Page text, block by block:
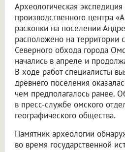
Археологическая
производственного центра
раскопки на поселении
расположено на территории
Северного обхода города
начались в апреле и
В ходе работ специалисты
древнего поселения
чем предполагалось ранее.
в пресс-службе омского
географического общества.
Памятник археологии
во время государственной